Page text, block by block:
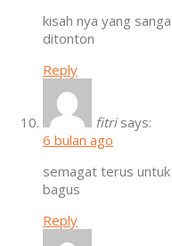
kisah nya yang
ditonton
Reply
fitri says:
6 bulan ago
semagat terus
bagus
Reply